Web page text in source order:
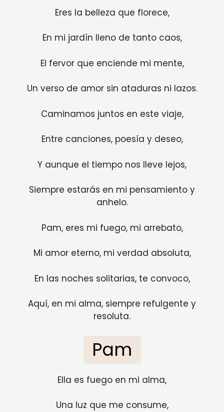
Eres la belleza que florece,
En mi jardín lleno de tanto caos,
El fervor que enciende mi mente,
Un verso de amor sin ataduras ni lazos.
Caminamos juntos en este viaje,
Entre canciones, poesía y deseo,
Y aunque el tiempo nos lleve lejos,
Siempre estarás en mi pensamiento y
anhelo.
Pam, eres mi fuego, mi arrebato,
Mi amor eterno, mi verdad absoluta,
En las noches solitarias, te convoco,
Aquí, en mi alma, siempre refulgente y
resoluta.
Pam
Ella es fuego en mi alma,
Una luz que me consume,